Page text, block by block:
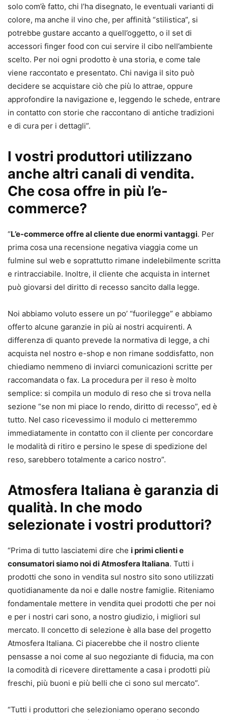
solo com’è fatto, chi l’ha disegnato, le eventuali varianti di
colore, ma anche il vino che, per affinità “stilistica”, si
potrebbe gustare accanto a quell’oggetto, o il set di
accessori finger food con cui servire il cibo nell’ambiente
scelto. Per noi ogni prodotto è una storia, e come tale
viene raccontato e presentato. Chi naviga il sito può
decidere se acquistare ciò che più lo attrae, oppure
approfondire la navigazione e, leggendo le schede, entrare
in contatto con storie che raccontano di antiche tradizioni
e di cura per i dettagli”.
I vostri produttori utilizzano
anche altri canali di vendita.
Che cosa offre in più l’e-
commerce?
“L’e-commerce offre al cliente due enormi vantaggi. Per
prima cosa una recensione negativa viaggia come un
fulmine sul web e soprattutto rimane indelebilmente scritta
e rintracciabile. Inoltre, il cliente che acquista in internet
può giovarsi del diritto di recesso sancito dalla legge.
Noi abbiamo voluto essere un po’ “fuorilegge” e abbiamo
offerto alcune garanzie in più ai nostri acquirenti. A
differenza di quanto prevede la normativa di legge, a chi
acquista nel nostro e-shop e non rimane soddisfatto, non
chiediamo nemmeno di inviarci comunicazioni scritte per
raccomandata o fax. La procedura per il reso è molto
semplice: si compila un modulo di reso che si trova nella
sezione “se non mi piace lo rendo, diritto di recesso”, ed è
tutto. Nel caso ricevessimo il modulo ci metteremmo
immediatamente in contatto con il cliente per concordare
le modalità di ritiro e persino le spese di spedizione del
reso, sarebbero totalmente a carico nostro”.
Atmosfera Italiana è garanzia di
qualità. In che modo
selezionate i vostri produttori?
“Prima di tutto lasciatemi dire che i primi clienti e
consumatori siamo noi di Atmosfera Italiana. Tutti i
prodotti che sono in vendita sul nostro sito sono utilizzati
quotidianamente da noi e dalle nostre famiglie. Riteniamo
fondamentale mettere in vendita quei prodotti che per noi
e per i nostri cari sono, a nostro giudizio, i migliori sul
mercato. Il concetto di selezione è alla base del progetto
Atmosfera Italiana. Ci piacerebbe che il nostro cliente
pensasse a noi come al suo negoziante di fiducia, ma con
la comodità di ricevere direttamente a casa i prodotti più
freschi, più buoni e più belli che ci sono sul mercato”.
“Tutti i produttori che selezioniamo operano secondo